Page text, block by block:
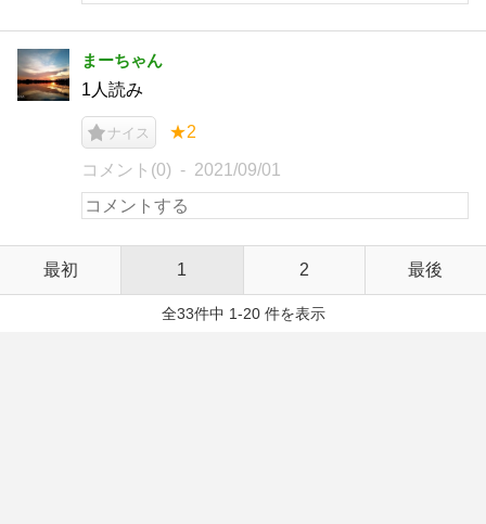
まーちゃん
1人読み
ナイス ★2
コメント(0) 2021/09/01
最初 1 2 最後
全33件中 1-20 件を表示